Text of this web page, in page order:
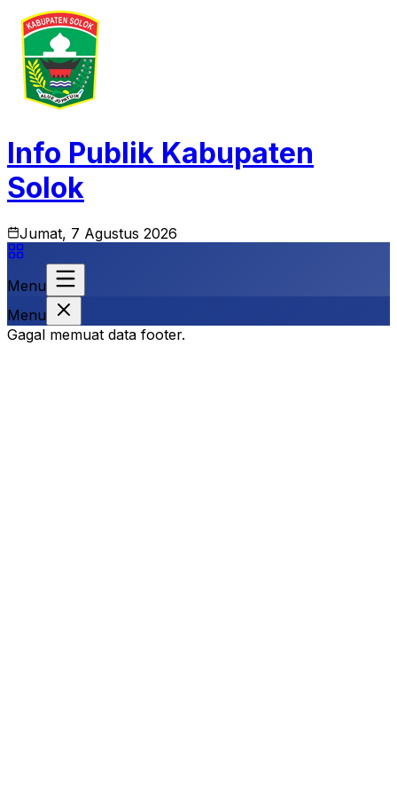
Info Publik Kabupaten
Solok
Jumat, 7 Agustus 2026
Menu
Menu
Gagal memuat data footer.